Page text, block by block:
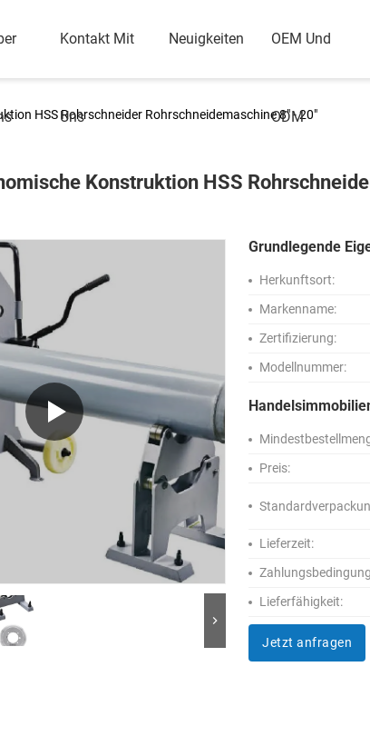
Kontakt Mit
Uns
Neuigkeiten OEM Und
ODM
HSS Rohrschneider Rohrschneidemaschine 8" - 20"
Konstruktion HSS
Grundlegende
Herkunftsort:
Markenname:
Zertifizierung:
Modellnummer:
Preis:
Lieferzeit:
Lieferfähigkeit:
Jetzt anfragen